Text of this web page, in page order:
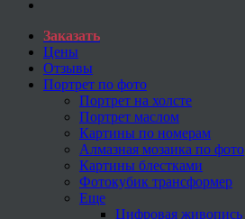
Заказать
Цены
Отзывы
Портрет по фото
Портрет на холсте
Портрет маслом
Картины по номерам
Алмазная мозаика по фото
Картины блестками
Фотокубик трансформер
Еще
Цифровая живопись